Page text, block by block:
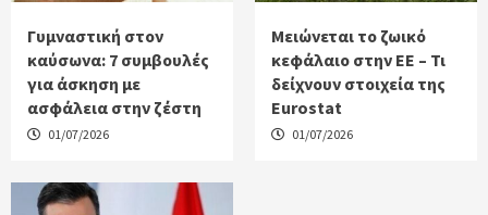
Γυμναστική στον
καύσωνα: 7 συμβουλές
για άσκηση με
ασφάλεια στην ζέστη
01/07/2026
Μειώνεται το ζωικό
κεφάλαιο στην ΕΕ – Τι
δείχνουν στοιχεία της
Eurostat
01/07/2026